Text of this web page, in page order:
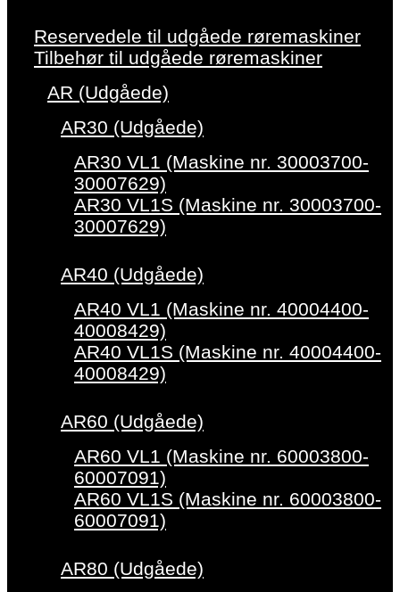
Reservedele til udgåede røremaskiner
Tilbehør til udgåede røremaskiner
AR (Udgåede)
AR30 (Udgåede)
AR30 VL1 (Maskine nr. 30003700-
30007629)
AR30 VL1S (Maskine nr. 30003700-
30007629)
AR40 (Udgåede)
AR40 VL1 (Maskine nr. 40004400-
40008429)
AR40 VL1S (Maskine nr. 40004400-
40008429)
AR60 (Udgåede)
AR60 VL1 (Maskine nr. 60003800-
60007091)
AR60 VL1S (Maskine nr. 60003800-
60007091)
AR80 (Udgåede)